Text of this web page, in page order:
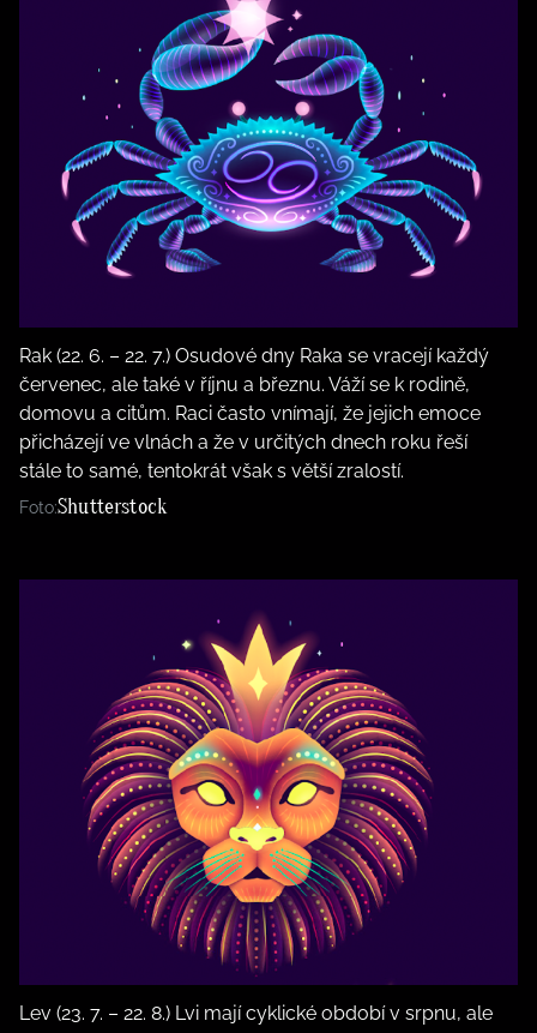
Rak (22. 6. – 22. 7.) Osudové dny Raka se vracejí každý
červenec, ale také v říjnu a březnu. Váží se k rodině,
domovu a citům. Raci často vnímají, že jejich emoce
přicházejí ve vlnách a že v určitých dnech roku řeší
stále to samé, tentokrát však s větší zralostí.
Foto:Shutterstock
Lev (23. 7. – 22. 8.) Lvi mají cyklické období v srpnu, ale